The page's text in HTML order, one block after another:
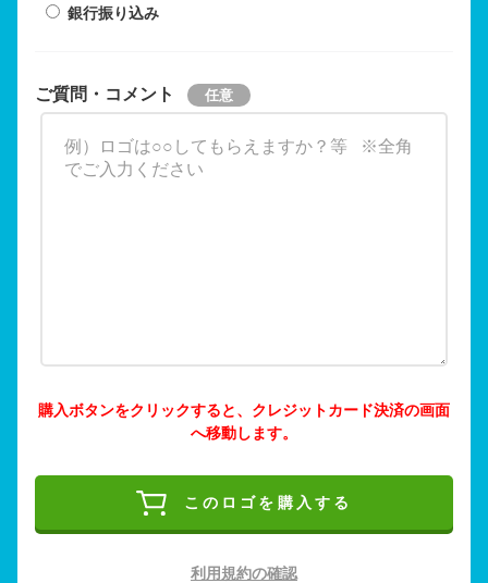
銀行振り込み
ご質問・コメント
購入ボタンをクリックすると、クレジットカード決済の画面
へ移動します。
このロゴを購入する
利用規約の確認